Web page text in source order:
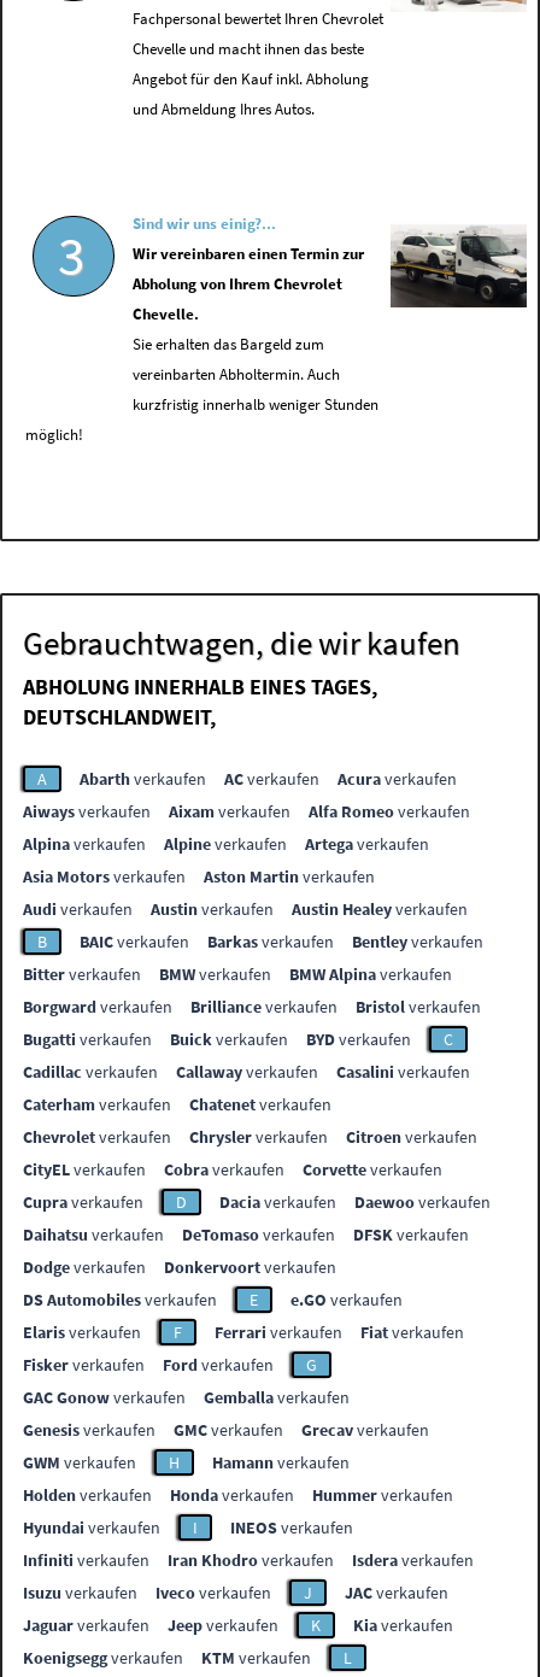
Fachpersonal bewertet Ihren Chevrolet
Chevelle und macht ihnen das beste
Angebot für den Kauf inkl. Abholung
und Abmeldung Ihres Autos.
3
Sind wir uns einig?...
Wir vereinbaren einen Termin zur
Abholung von Ihrem Chevrolet
Chevelle.
Sie erhalten das Bargeld zum
vereinbarten Abholtermin. Auch
kurzfristig innerhalb weniger Stunden
möglich!
Gebrauchtwagen, die wir kaufen
ABHOLUNG INNERHALB EINES TAGES,
DEUTSCHLANDWEIT,
A Abarthverkaufen ACverkaufen Acuraverkaufen
Aiwaysverkaufen Aixamverkaufen Alfa Romeoverkaufen
Alpinaverkaufen Alpineverkaufen Artegaverkaufen
Asia Motorsverkaufen Aston Martinverkaufen
Audi verkaufen Austinverkaufen Austin Healeyverkaufen
B
BAICverkaufen Barkasverkaufen Bentleyverkaufen
Bitterverkaufen BMWverkaufen BMW Alpinaverkaufen
Borgwardverkaufen Brillianceverkaufen Bristolverkaufen
Bugatti verkaufen Buickverkaufen BYDverkaufen
C
Cadillac verkaufen Callawayverkaufen Casalini verkaufen
Caterhamverkaufen Chatenetverkaufen
Chevroletverkaufen Chryslerverkaufen Citroenverkaufen
CityELverkaufen Cobraverkaufen Corvetteverkaufen
Cupraverkaufen D Daciaverkaufen Daewooverkaufen
Daihatsu verkaufen DeTomasoverkaufen DFSKverkaufen
Dodgeverkaufen Donkervoortverkaufen
DS Automobilesverkaufen E e.GO verkaufen
Elarisverkaufen F Ferrari verkaufen Fiatverkaufen
Fiskerverkaufen Fordverkaufen
G
GAC Gonowverkaufen Gemballaverkaufen
Genesisverkaufen GMCverkaufen Grecavverkaufen
GWM verkaufen H Hamannverkaufen
Holdenverkaufen Hondaverkaufen Hummerverkaufen
Hyundai verkaufen I INEOSverkaufen
Infiniti verkaufen Iran Khodroverkaufen Isderaverkaufen
Isuzu verkaufen Ivecoverkaufen J JACverkaufen
Jaguarverkaufen Jeepverkaufen K Kiaverkaufen
Koenigseggverkaufen KTM verkaufen
L